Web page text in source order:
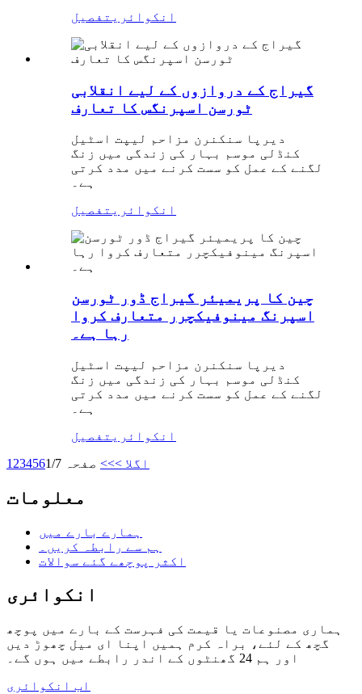
انکوائری تفصیل
گیراج کے دروازوں کے لیے انقلابی
ٹورسن اسپرنگس کا تعارف
دیرپا سنکنرن مزاحم لیپت اسٹیل
کنڈلی موسم بہار کی زندگی میں زنگ
لگنے کے عمل کو سست کرنے میں مدد کرتی
ہے۔
انکوائری تفصیل
چین کا پریمیئر گیراج ڈور ٹورسن
اسپرنگ مینوفیکچرر متعارف کروا
رہا ہے۔
دیرپا سنکنرن مزاحم لیپت اسٹیل
کنڈلی موسم بہار کی زندگی میں زنگ
لگنے کے عمل کو سست کرنے میں مدد کرتی
ہے۔
انکوائری تفصیل
1 23456 اگلا >>> صفحہ 1/7
معلومات
ہمارے بارے میں
ہم سے رابطہ کریں۔
اکثر پوچھے گئے سوالات
انکوائری
ہماری مصنوعات یا قیمت کی فہرست کے بارے میں پوچھ
گچھ کے لئے، براہ کرم ہمیں اپنا ای میل چھوڑ دیں
اور ہم 24 گھنٹوں کے اندر رابطے میں ہوں گے۔
اب انکوائری